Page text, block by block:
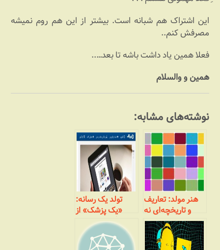
این اشتراک هم شبانه است. بیشتر از این هم روم نمیشه
مصرفش کنم..
فعلا همین یاد داشت باشه تا بعد…..
همین و والسلام
نوشته‌های مشابه:
هنر مولد: تعاریف
و تاریخچه‌ای نه
چندان مختصر
تولد یک رسانه:
«یک پزشک» از
وبلاگ تا رسانه‌ای
جمعی